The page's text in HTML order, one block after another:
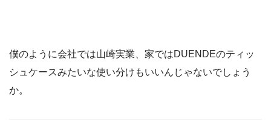
僕のように会社では山崎実業、家ではDUENDEのティッ
シュケースみたいな使い分けもいいんじゃないでしょう
か。